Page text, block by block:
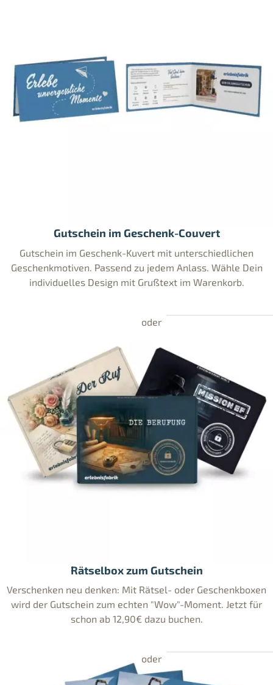
Gutschein im Geschenk-Couvert
Gutschein im Geschenk-Kuvert mit unterschiedlichen
Geschenkmotiven. Passend zu jedem Anlass. Wähle Dein
individuelles Design mit Grußtext im Warenkorb.
Rätselbox zum Gutschein
Verschenken neu denken: Mit Rätsel- oder Geschenkboxen
wird der Gutschein zum echten "Wow"-Moment. Jetzt für
schon ab 12,90€ dazu buchen.